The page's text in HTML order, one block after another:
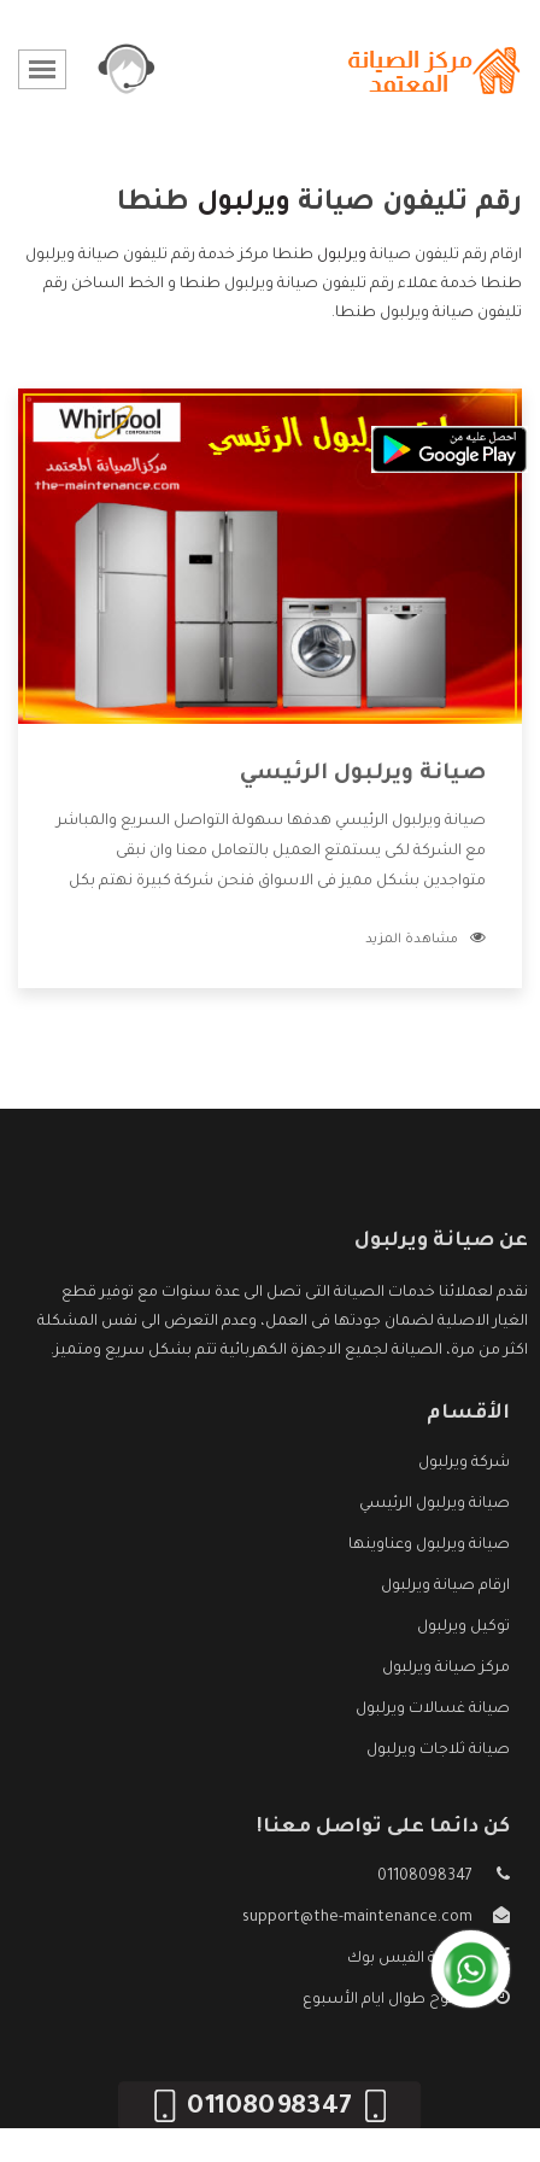
رقم تليفون صيانة ويرلبول طنطا
ارقام رقم تليفون صيانة ويرلبول طنطا مركز خدمة رقم تليفون صيانة ويرلبول
طنطا خدمة عملاء رقم تليفون صيانة ويرلبول طنطا و الخط الساخن رقم
تليفون صيانة ويرلبول طنطا.
صيانة ويرلبول الرئيسي
صيانة ويرلبول الرئيسي هدفها سهولة التواصل السريع والمباشر
مع الشركة لكى يستمتع العميل بالتعامل معنا وان نبقى
متواجدين بشكل مميز فى الاسواق فنحن شركة كبيرة نهتم بكل
الشركة بها والتى تكون منها خدمة الصيانة التى تكون من أهم
مشاهدة المزيد
عن صيانة ويرلبول
نقدم لعملائنا خدمات الصيانة التى تصل الى عدة سنوات مع توفير قطع
الغيار الاصلية لضمان جودتها فى العمل، وعدم التعرض الى نفس المشكلة
اكثر من مرة، الصيانة لجميع الاجهزة الكهربائية تتم بشكل سريع ومتميز.
الأقسام
شركة ويرلبول
صيانة ويرلبول الرئيسي
صيانة ويرلبول وعناوينها
ارقام صيانة ويرلبول
توكيل ويرلبول
مركز صيانة ويرلبول
صيانة غسالات ويرلبول
صيانة ثلاجات ويرلبول
كن دائما على تواصل معنا!
01108098347
support@the-maintenance.com
صفحة الفيس بوك
مفتوح طوال ايام الأسبوع
01108098347